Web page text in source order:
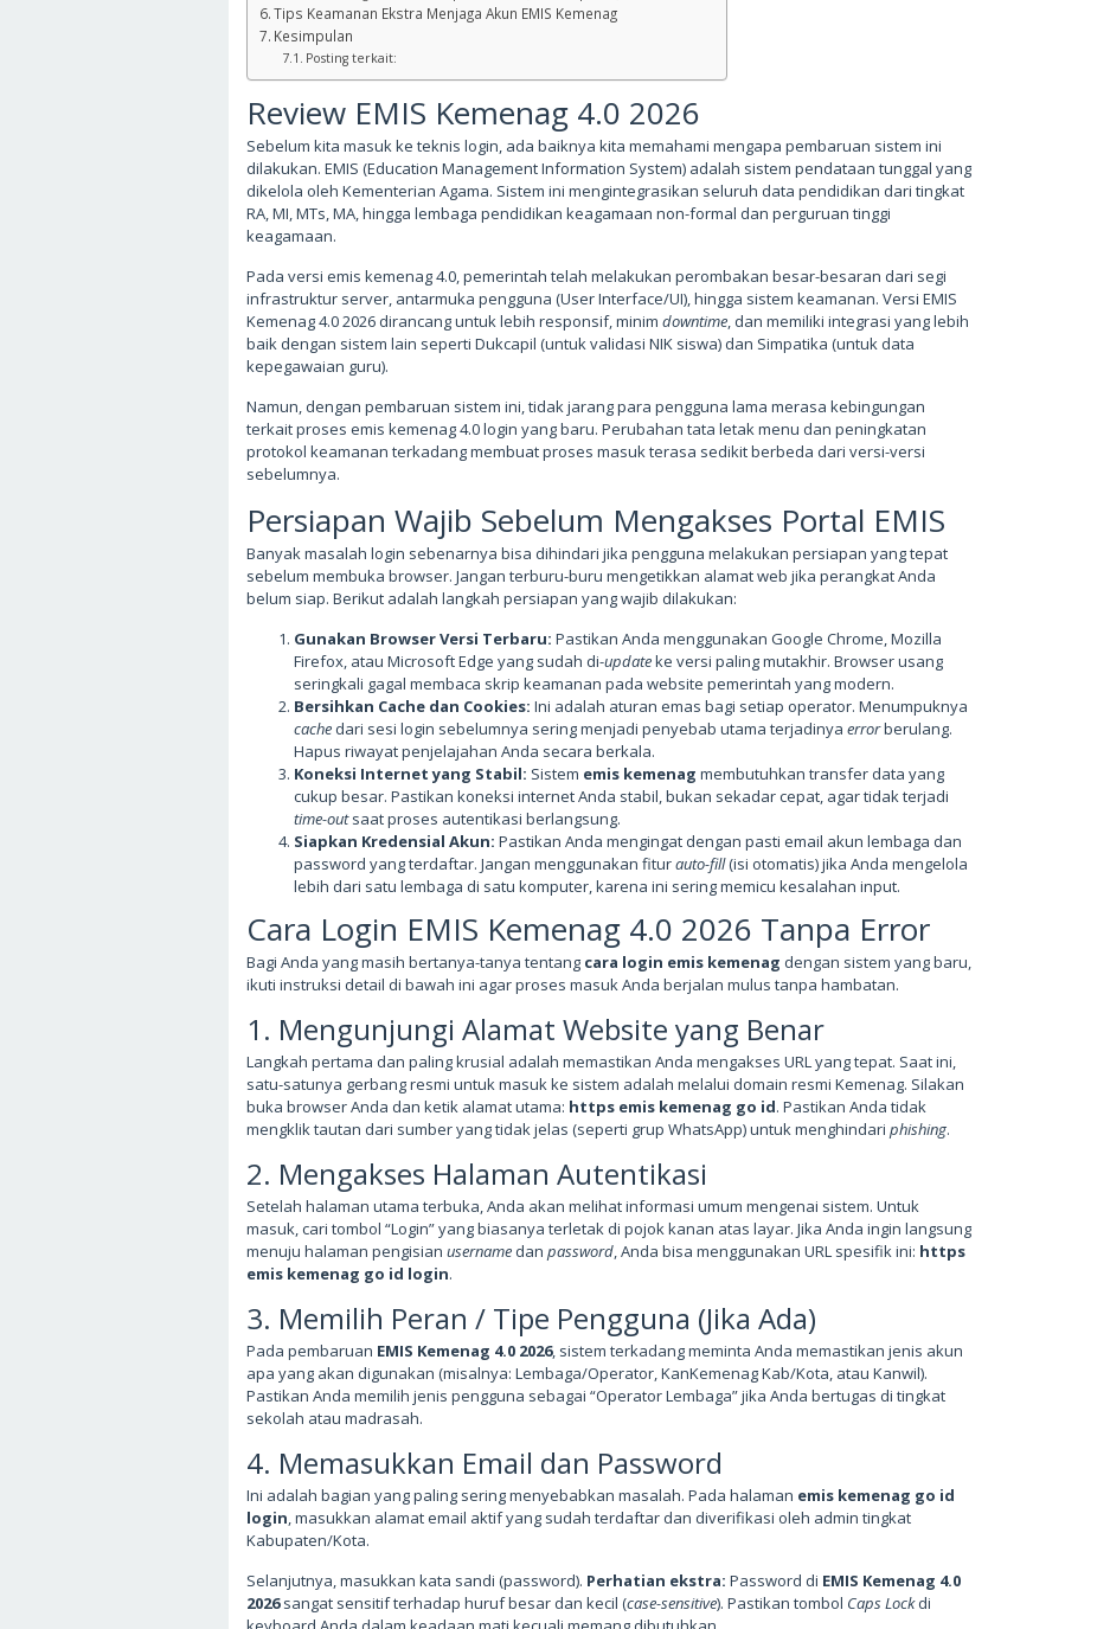
Tips Keamanan Ekstra Menjaga Akun EMIS Kemenag
Kesimpulan
Posting terkait:
Review EMIS Kemenag 4.0 2026
Sebelum kita masuk ke teknis login, ada baiknya kita memahami mengapa pembaruan sistem ini
dilakukan. EMIS (Education Management Information System) adalah sistem pendataan tunggal yang
dikelola oleh Kementerian Agama. Sistem ini mengintegrasikan seluruh data pendidikan dari tingkat
RA, MI, MTs, MA, hingga lembaga pendidikan keagamaan non-formal dan perguruan tinggi
keagamaan.
Pada versi emis kemenag 4.0, pemerintah telah melakukan perombakan besar-besaran dari segi
infrastruktur server, antarmuka pengguna (User Interface/UI), hingga sistem keamanan. Versi EMIS
Kemenag 4.0 2026 dirancang untuk lebih responsif, minim downtime, dan memiliki integrasi yang lebih
baik dengan sistem lain seperti Dukcapil (untuk validasi NIK siswa) dan Simpatika (untuk data
kepegawaian guru).
Namun, dengan pembaruan sistem ini, tidak jarang para pengguna lama merasa kebingungan
terkait proses emis kemenag 4.0 login yang baru. Perubahan tata letak menu dan peningkatan
protokol keamanan terkadang membuat proses masuk terasa sedikit berbeda dari versi-versi
sebelumnya.
Persiapan Wajib Sebelum Mengakses Portal EMIS
Banyak masalah login sebenarnya bisa dihindari jika pengguna melakukan persiapan yang tepat
sebelum membuka browser. Jangan terburu-buru mengetikkan alamat web jika perangkat Anda
belum siap. Berikut adalah langkah persiapan yang wajib dilakukan:
Gunakan Browser Versi Terbaru: Pastikan Anda menggunakan Google Chrome, Mozilla
Firefox, atau Microsoft Edge yang sudah di-updateke versi paling mutakhir. Browser usang
seringkali gagal membaca skrip keamanan pada website pemerintah yang modern.
Bersihkan Cache dan Cookies: Ini adalah aturan emas bagi setiap operator. Menumpuknya
cachedari sesi login sebelumnya sering menjadi penyebab utama terjadinya errorberulang.
Hapus riwayat penjelajahan Anda secara berkala.
Koneksi Internet yang Stabil: Sistem emis kemenag membutuhkan transfer data yang
cukup besar. Pastikan koneksi internet Anda stabil, bukan sekadar cepat, agar tidak terjadi
time-outsaat proses autentikasi berlangsung.
Siapkan Kredensial Akun: Pastikan Anda mengingat dengan pasti email akun lembaga dan
password yang terdaftar. Jangan menggunakan fiturauto-fill(isi otomatis) jika Anda mengelola
lebih dari satu lembaga di satu komputer, karena ini sering memicu kesalahan input.
Cara Login EMIS Kemenag 4.0 2026 Tanpa Error
Bagi Anda yang masih bertanya-tanya tentang cara login emis kemenag dengan sistem yang baru,
ikuti instruksi detail di bawah ini agar proses masuk Anda berjalan mulus tanpa hambatan.
1. Mengunjungi Alamat Website yang Benar
Langkah pertama dan paling krusial adalah memastikan Anda mengakses URL yang tepat. Saat ini,
satu-satunya gerbang resmi untuk masuk ke sistem adalah melalui domain resmi Kemenag. Silakan
buka browser Anda dan ketik alamat utama: https emis kemenag go id. Pastikan Anda tidak
mengklik tautan dari sumber yang tidak jelas (seperti grup WhatsApp) untuk menghindari phishing.
2. Mengakses Halaman Autentikasi
Setelah halaman utama terbuka, Anda akan melihat informasi umum mengenai sistem. Untuk
masuk, cari tombol “Login” yang biasanya terletak di pojok kanan atas layar. Jika Anda ingin langsung
menuju halaman pengisian usernamedan password , Anda bisa menggunakan URL spesifik ini: https
emis kemenag go id login.
3. Memilih Peran / Tipe Pengguna (Jika Ada)
Pada pembaruan EMIS Kemenag 4.0 2026, sistem terkadang meminta Anda memastikan jenis akun
apa yang akan digunakan (misalnya: Lembaga/Operator, KanKemenag Kab/Kota, atau Kanwil).
Pastikan Anda memilih jenis pengguna sebagai “Operator Lembaga” jika Anda bertugas di tingkat
sekolah atau madrasah.
4. Memasukkan Email dan Password
Ini adalah bagian yang paling sering menyebabkan masalah. Pada halaman emis kemenag go id
login , masukkan alamat email aktif yang sudah terdaftar dan diverifikasi oleh admin tingkat
Kabupaten/Kota.
Selanjutnya, masukkan kata sandi (password). Perhatian ekstra: Password di EMIS Kemenag 4.0
2026sangat sensitif terhadap huruf besar dan kecil (case-sensitive). Pastikan tombol Caps Lockdi